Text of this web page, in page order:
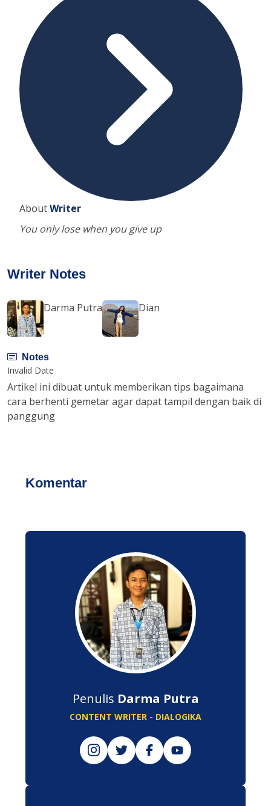
AboutWriter
You only lose when you give up
Writer Notes
Darma Putra Dian
Notes
Invalid Date
Artikel ini dibuat untuk memberikan tips bagaimana
cara berhenti gemetar agar dapat tampil dengan baik di
panggung
Komentar
Penulis Darma Putra
CONTENT WRITER - DIALOGIKA